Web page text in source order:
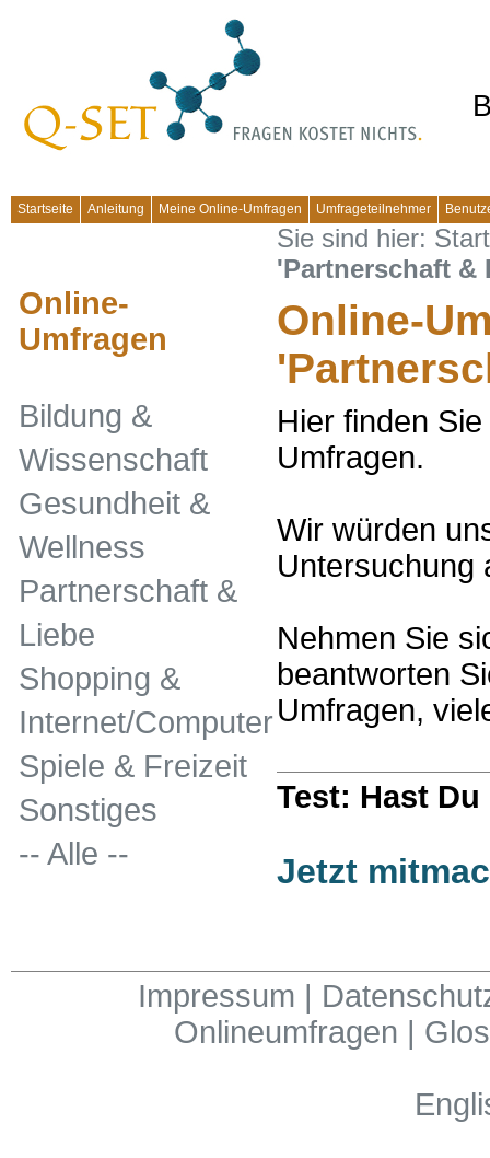
Startseite Anleitung Meine Online-Umfragen Umfrageteilnehmer
Sie sind hier:
'Partnerschaft &
Online-
Hier finden
Umfragen.
Wir würden
Untersuchung
Nehmen Sie
beantworten
Umfragen,
Test: Hast
Jetzt
Online-
Umfragen
Bildung &
Wissenschaft
Gesundheit &
Wellness
Partnerschaft &
Liebe
Shopping &
Internet/Computer
Spiele & Freizeit
Sonstiges
-- Alle --
Impressum |
Onlineumfragen |